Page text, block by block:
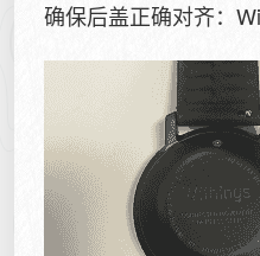
确保后盖正确对齐：